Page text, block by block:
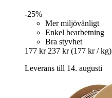
-25%
Mer miljövänligt
Enkel bearbetning
Bra styvhet
177 kr 237 kr (177 kr / kg)
Leverans till 14. augusti